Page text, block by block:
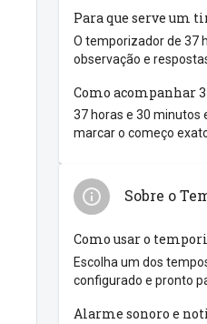
Para que serve um
O temporizador de 37
observação e
Como acompanhar
37 horas e 30 minutos
marcar o começo
Sobre o
Como usar o
Escolha um dos
configurado e pronto
Alarme sonoro e